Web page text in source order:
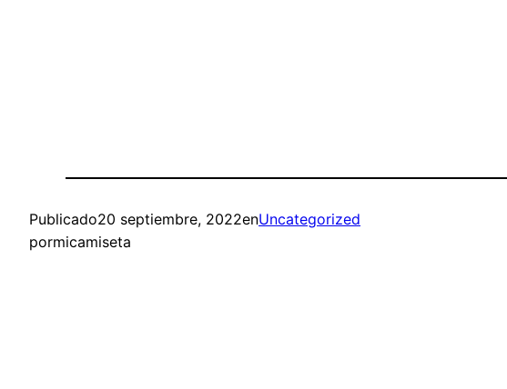
Publicado20 septiembre, 2022enUncategorized
pormicamiseta